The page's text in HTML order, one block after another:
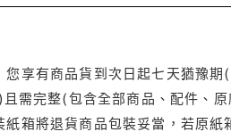
享有商品貨到次日起七天猶豫
需完整(包含全部商品、配件、
箱將退貨商品包裝妥當，若原